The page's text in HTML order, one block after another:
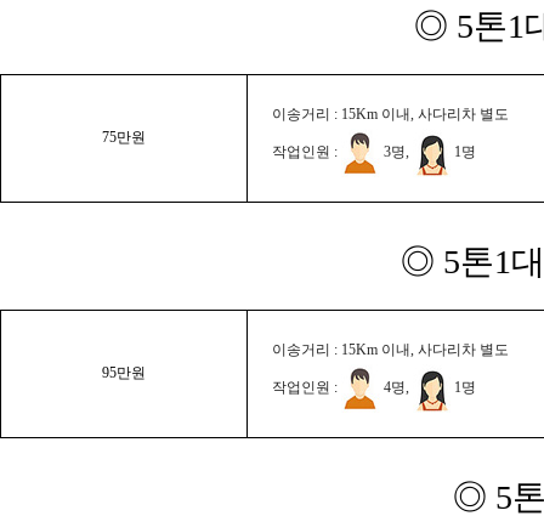
◎ 5톤1
75만원
이송거리 : 15Km 이내, 사다리차 별도
작업인원 : 3명, 1명
◎ 5톤1
95만원
이송거리 : 15Km 이내, 사다리차 별도
작업인원 : 4명, 1명
◎ 5